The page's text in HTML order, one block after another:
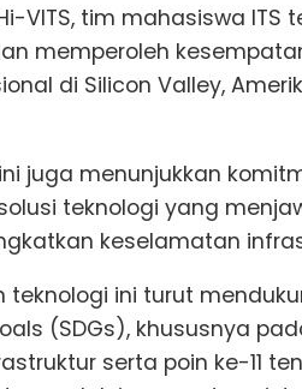
VITS, tim mahasiswa ITS
memperoleh
di Silicon Valley,
juga menunjukkan
teknologi yang
keselamatan
teknologi ini turut
(SDGs), khususnya
serta poin ke-11